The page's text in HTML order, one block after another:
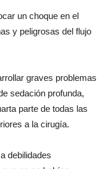
un choque en el
y peligrosas del flujo
graves problemas
sedación profunda,
parte de todas las
a la cirugía.
debilidades